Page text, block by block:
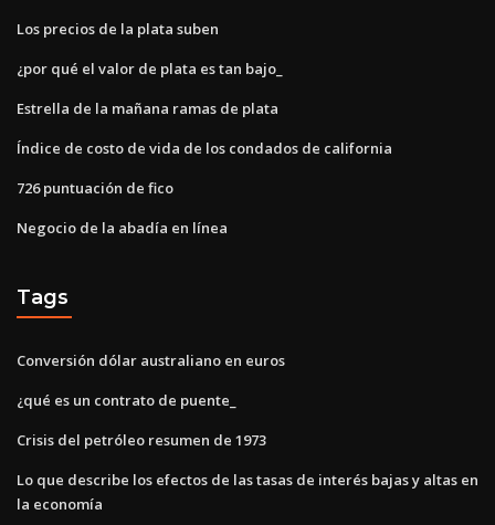
Los precios de la plata suben
¿por qué el valor de plata es tan bajo_
Estrella de la mañana ramas de plata
Índice de costo de vida de los condados de california
726 puntuación de fico
Negocio de la abadía en línea
Tags
Conversión dólar australiano en euros
¿qué es un contrato de puente_
Crisis del petróleo resumen de 1973
Lo que describe los efectos de las tasas de interés bajas y altas en
la economía